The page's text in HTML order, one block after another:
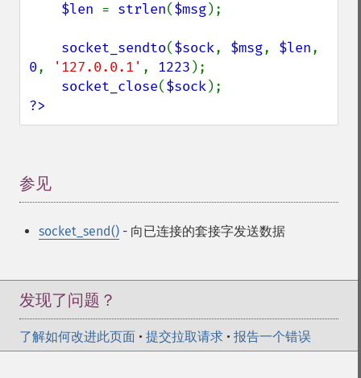
$len = strlen($msg);
socket_sendto($sock, $msg, $len
0, '127.0.0.1' , 1223 );
socket_close($sock
?>
参见
socket_send() - 向已连接的套接字发送数据
发现了问题？
了解如何改进此页面 • 提交拉取请求 • 报告一个错误